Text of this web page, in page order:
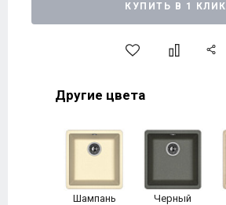
КУПИТЬ В 1 КЛИК
Другие цвета
Шампань Черный